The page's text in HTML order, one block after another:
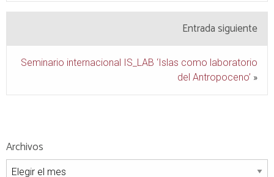
Entrada siguiente
Seminario internacional IS_LAB ‘Islas como laboratorio
del Antropoceno’ »
Archivos
Archivos